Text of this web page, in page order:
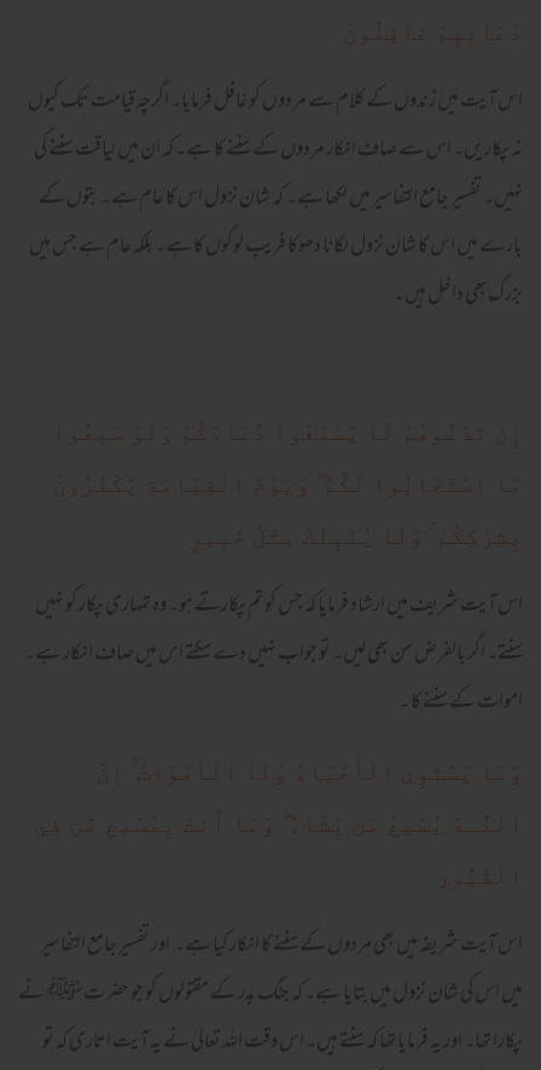
دُعَائِهِمْ غَافِلُونَ
اس آیت میں زندوں کے کلام سے مردوں کو غافل فرمایا۔ اگرچہ قیامت تک کیوں
نہ پکاریں۔ اس سے صاف انکار مردوں کے سننے کا ہے۔ کہ ان میں لیاقت سننے کی
نہیں۔ تفسیر جامع التفاسیر میں لکھا ہے۔ کہ شان نزول اس کا عام ہے۔ بتوں کے
بارے میں اس کا شان نزول لگانا دھوکا فریب لوگوں کا ہے۔ بلکہ عام ہے جس میں
بزرگ بھی داخل ہیں۔
إِن تَدْعُوهُمْ لَا يَسْمَعُوا دُعَاءَكُمْ وَلَوْ سَمِعُوا
مَا اسْتَجَابُوا لَكُمْ ۖ وَيَوْمَ الْقِيَامَةِ يَكْفُرُونَ
بِشِرْكِكُمْ ۚ وَلَا يُنَبِّئُكَ مِثْلُ خَبِيرٍ
اس آیت شریف میں ارشاد فرمایا کہ جس کو تم پکارتے ہو۔ وہ تمہاری پکار کو نہیں
سنتے۔ اگر بالفرض سن بھی لیں۔ تو جواب نہیں دے سکتے اس میں صاف انکار ہے۔
اموات کے سننے کا ۔
وَمَا يَسْتَوِي الْأَحْيَاءُ وَلَا الْأَمْوَاتُ ۚ إِنَّ
اللَّـهَ يُسْمِعُ مَن يَشَاءُ ۖ وَمَا أَنتَ بِمُسْمِعٍ مَّن فِي
الْقُبُور
اس آیت شریفہ میں بھی مردوں کے سننے کا انکار کیا ہے۔ اور تفسیر جامع التفاسیر
میں اس کی شان نزول میں بتایا ہے۔ کہ جنگ بدر کے مقتولوں کو جو حضرت ﷺ نے
پکارا تھا۔ اور یہ فرمایا تھا کہ سنتے ہیں۔ اس وقت اللہ تعالیٰ نے یہ آیت اتاری کہ تو